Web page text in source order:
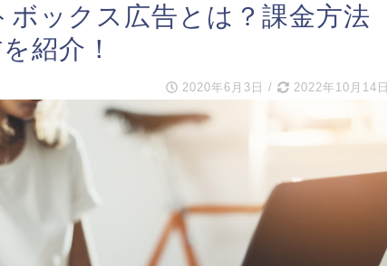
ックス広告とは？課金方法
紹介！
2020年6月3日 / 2022年10月14日